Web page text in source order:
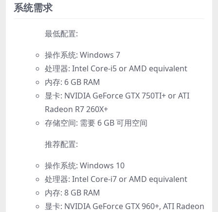
系统需求
最低配置:
操作系统: Windows 7
处理器: Intel Core-i5 or AMD equivalent
内存: 6 GB RAM
显卡: NVIDIA GeForce GTX 750TI+ or ATI
Radeon R7 260X+
存储空间: 需要 6 GB 可用空间
推荐配置:
操作系统: Windows 10
处理器: Intel Core-i7 or AMD equivalent
内存: 8 GB RAM
显卡: NVIDIA GeForce GTX 960+, ATI Radeon